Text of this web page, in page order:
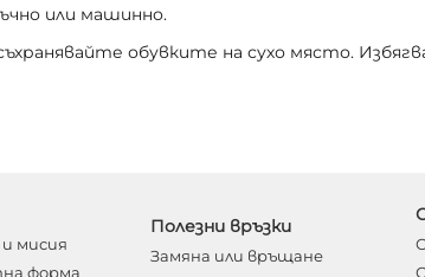
или машинно.
обувките на сухо място.
мисия
форма
Полезни връзки
Замяна или връщане